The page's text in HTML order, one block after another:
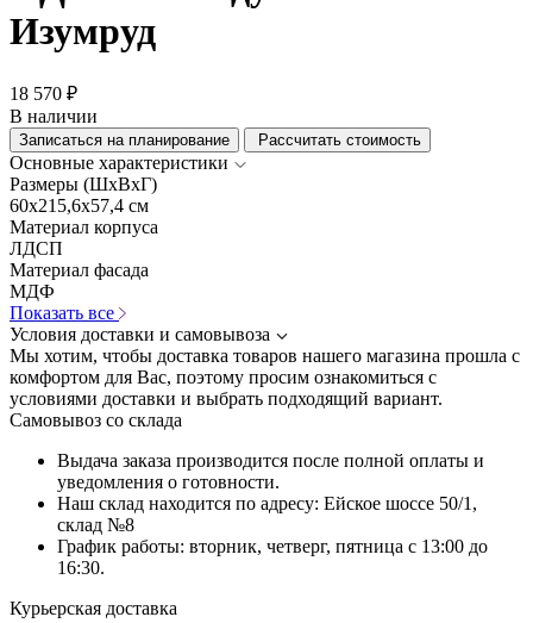
Изумруд
18 570 ₽
В наличии
Записаться на планирование Рассчитать стоимость
Основные характеристики
Размеры (ШхВхГ)
60x215,6x57,4 см
Материал корпуса
ЛДСП
Материал фасада
МДФ
Показать все
Условия доставки и самовывоза
Мы хотим, чтобы доставка товаров нашего магазина прошла с
комфортом для Вас, поэтому просим ознакомиться с
условиями доставки и выбрать подходящий вариант.
Самовывоз со склада
Выдача заказа производится после полной оплаты и
уведомления о готовности.
Наш склад находится по адресу: Ейское шоссе 50/1,
склад №8
График работы: вторник, четверг, пятница с 13:00 до
16:30.
Курьерская доставка